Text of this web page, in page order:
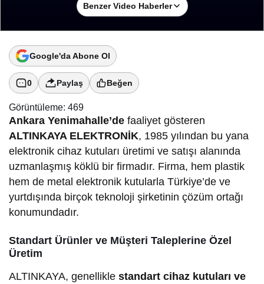
Benzer Video Haberler
Google'da Abone Ol
0 Paylaş Beğen
Görüntüleme: 469
Ankara Yenimahalle’de faaliyet gösteren
ALTINKAYA ELEKTRONİK, 1985 yılından bu yana
elektronik cihaz kutuları üretimi ve satışı alanında
uzmanlaşmış köklü bir firmadır. Firma, hem plastik
hem de metal elektronik kutularla Türkiye’de ve
yurtdışında birçok teknoloji şirketinin çözüm ortağı
konumundadır.
Standart Ürünler ve Müşteri Taleplerine Özel
Üretim
ALTINKAYA, genelliklestandart cihaz kutuları ve